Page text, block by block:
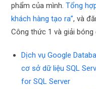
phẩm của mình.Tổng
khách hàng tạo ra”, và
Công thức 1 và giải bóng
Dịch vụ Google
cơ sở dữ liệu SQL
for SQL Server